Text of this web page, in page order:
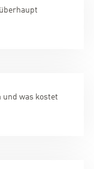
und was kostet